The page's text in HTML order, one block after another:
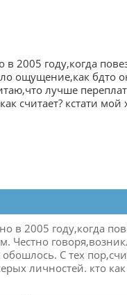
2005 году,когда
ощущение,как
лучше
считает? кстати
2005 году,когда
Честно
обошлось. С тех
личностей. кто